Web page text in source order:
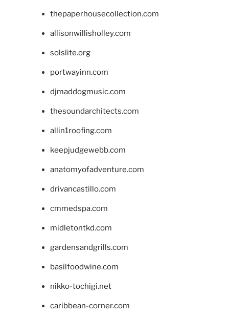
thepaperhousecollection.com
allisonwillisholley.com
solslite.org
portwayinn.com
djmaddogmusic.com
thesoundarchitects.com
allin1roofing.com
keepjudgewebb.com
anatomyofadventure.com
drivancastillo.com
cmmedspa.com
midletontkd.com
gardensandgrills.com
basilfoodwine.com
nikko-tochigi.net
caribbean-corner.com